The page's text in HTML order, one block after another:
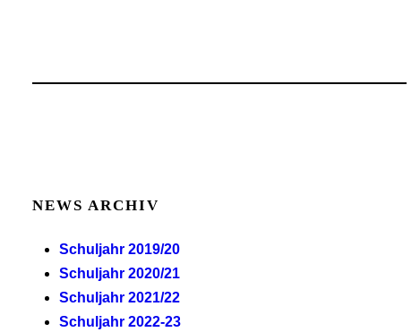
NEWS ARCHIV
Schuljahr 2019/20
Schuljahr 2020/21
Schuljahr 2021/22
Schuljahr 2022-23